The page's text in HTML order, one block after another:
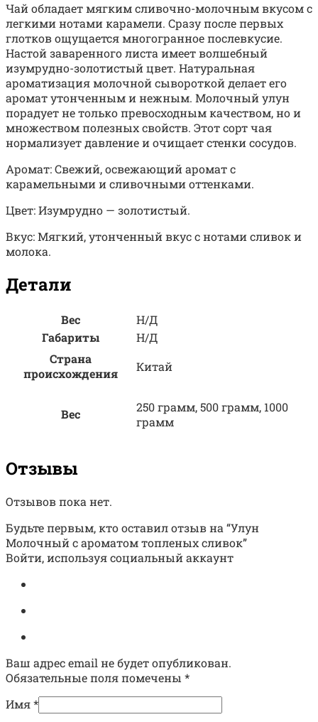
Чай обладает мягким сливочно-молочным вкусом с
легкими нотами карамели. Сразу после первых
глотков ощущается многогранное послевкусие.
Настой заваренного листа имеет волшебный
изумрудно-золотистый цвет. Натуральная
ароматизация молочной сывороткой делает его
аромат утонченным и нежным. Молочный улун
порадует не только превосходным качеством, но и
множеством полезных свойств. Этот сорт чая
нормализует давление и очищает стенки сосудов.
Аромат: Свежий, освежающий аромат с
карамельными и сливочными оттенками.
Цвет: Изумрудно — золотистый.
Вкус: Мягкий, утонченный вкус с нотами сливок и
молока.
Детали
Вес
Н/Д
Габариты
Н/Д
Страна
происхождения
Китай
Вес
250 грамм, 500 грамм, 1000
грамм
Отзывы
Отзывов пока нет.
Будьте первым, кто оставил отзыв на “Улун
Молочный с ароматом топленых сливок”
Войти, используя социальный аккаунт
Ваш адрес email не будет опубликован.
Обязательные поля помечены *
Имя*